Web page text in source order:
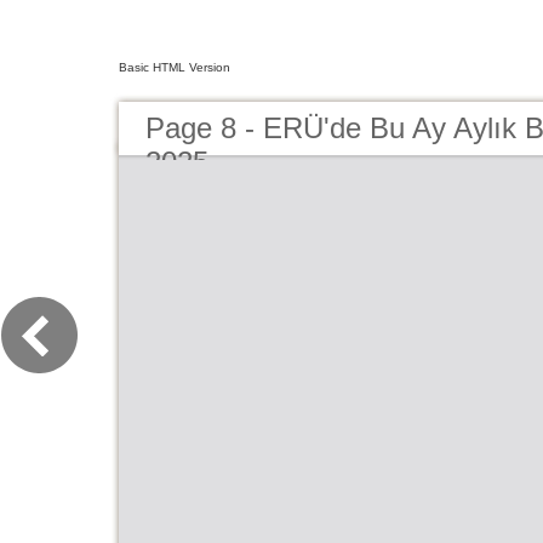
Basic HTML Version
Page 8 - ERÜ'de Bu Ay Aylık
2025